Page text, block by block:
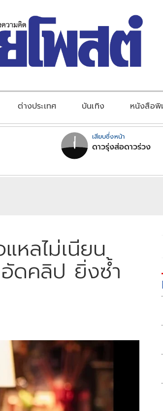
ต่างประเทศ บันเทิง หนังสือ
เสียบซึ่งหน้า
ดาวรุ่งส่อดาวร่วง
ลไม่เนียน
ดคลิป ยิ่งซ้ำ